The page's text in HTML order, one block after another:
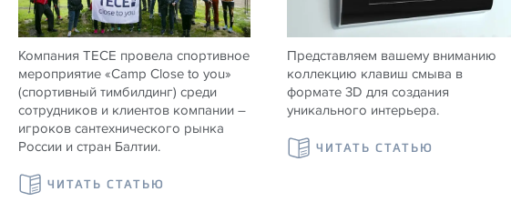
Компания ТЕСЕ провела спортивное
мероприятие «Camp Close to you»
(спортивный тимбилдинг) среди
сотрудников и клиентов компании –
игроков сантехнического рынка
России и стран Балтии.
ЧИТАТЬ СТАТЬЮ
Представляем вашему вниманию
коллекцию клавиш смыва в
формате 3D для создания
уникального интерьера.
ЧИТАТЬ СТАТЬЮ